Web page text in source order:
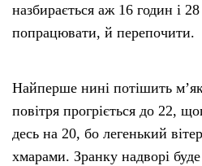
назбирається аж 16 годин і
попрацювати, й перепочити.
Найперше нині потішить
повітря прогріється до 22,
десь на 20, бо легенький
хмарами. Зранку надворі